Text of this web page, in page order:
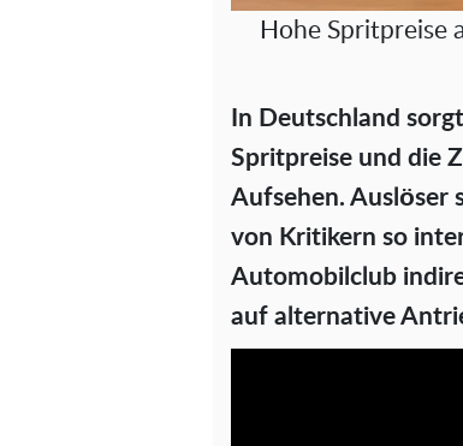
Hohe Spritpreise
In Deutschland
Spritpreise und die
Aufsehen. Auslöser
von Kritikern so
Automobilclub
auf alternative